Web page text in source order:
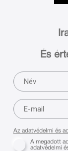
És
Az adatvédelmi és
A megadott